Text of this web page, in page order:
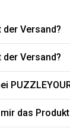
Versand?
Versand?
das